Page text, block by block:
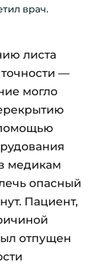
врач.
листа
—
могло
медикам
опасный
Пациент,
отпущен